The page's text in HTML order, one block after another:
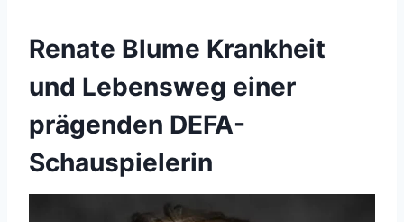
Renate Blume Krankheit
und Lebensweg einer
prägenden DEFA-
Schauspielerin